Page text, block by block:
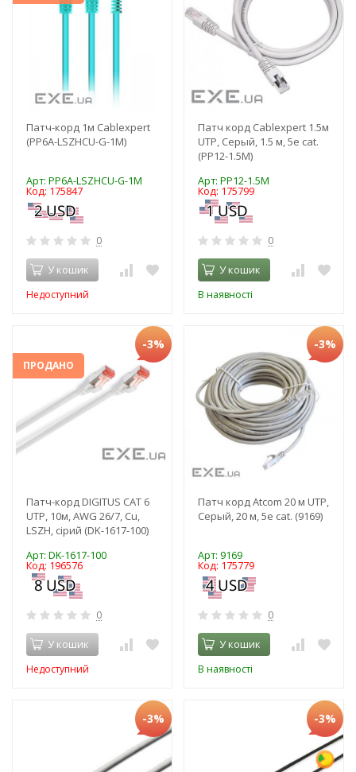
Патч-корд 1м Cablexpert
(PP6A-LSZHCU-G-1M)
Арт: PP6A-LSZHCU-G-1M
Код: 175847
0
У кошик
Недоступний
Патч корд Cablexpert 1.5м
UTP, Серый, 1.5 м, 5е cat.
(PP12-1.5M)
Арт: PP12-1.5M
Код: 175799
0
У кошик
В наявності
ПРОДАНО
-3%
Патч-корд DIGITUS CAT 6
UTP, 10м, AWG 26/7, Cu,
LSZH, сірий (DK-1617-100)
Арт: DK-1617-100
Код: 196576
0
У кошик
Недоступний
-3%
Патч корд Atcom 20 м UTP,
Серый, 20 м, 5е cat. (9169)
Арт: 9169
Код: 175779
0
У кошик
В наявності
-3% -3%